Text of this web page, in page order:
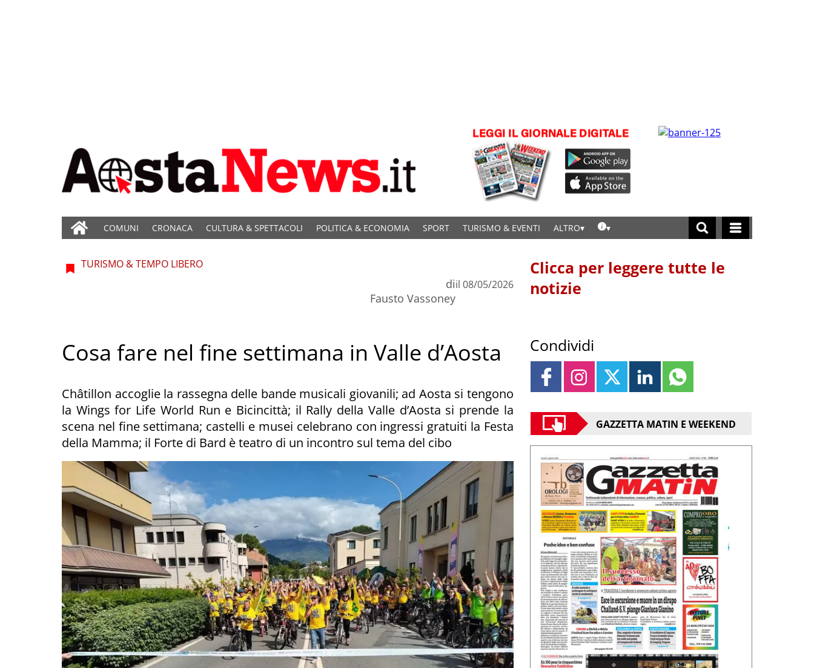
COMUNI CRONACA CULTURA & SPETTACOLI POLITICA & ECONOMIA SPORT TURISMO & EVENTI ALTRO
TURISMO & TEMPO LIBERO
di
Fausto Vassoney
il 08/05/2026
Cosa fare nel fine settimana in Valle d’Aosta
Châtillon accoglie la rassegna delle bande musicali giovanili; ad Aosta si tengono
la Wings for Life World Run e Bicincittà; il Rally della Valle d’Aosta si prende la
scena nel fine settimana; castelli e musei celebrano con ingressi gratuiti la Festa
della Mamma; il Forte di Bard è teatro di un incontro sul tema del cibo
Clicca per leggere tutte le
notizie
Condividi
GAZZETTA MATIN E WEEKEND